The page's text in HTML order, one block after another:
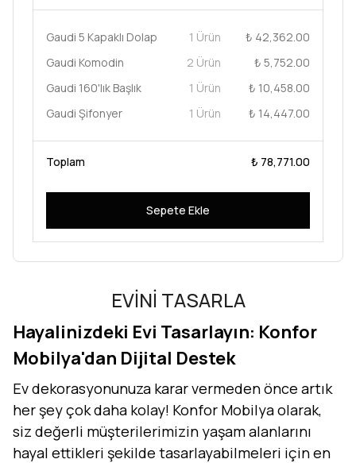
Gaudi 5 Kapaklı Dolap 1 Ürün
₺ 42,362.00
Gaudi Komodin
2 Ürün
₺ 5,752.00
Gaudi 160'lık Başlık
1 Ürün
₺ 10,458.00
Gaudi Şifonyer
1 Ürün ₺ 14,447.00
Toplam ₺ 78,771.00
Sepete Ekle
EVİNİ TASARLA
Hayalinizdeki Evi Tasarlayın: Konfor
Mobilya'dan Dijital Destek
Ev dekorasyonunuza karar vermeden önce artık
her şey çok daha kolay! Konfor Mobilya olarak,
siz değerli müşterilerimizin yaşam alanlarını
hayal ettikleri şekilde tasarlayabilmeleri için en